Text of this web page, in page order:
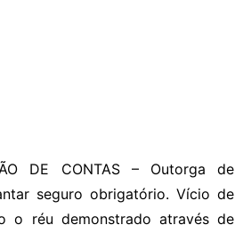
DE CONTAS – Outorga de
seguro obrigatório. Vício de
o réu demonstrado através de